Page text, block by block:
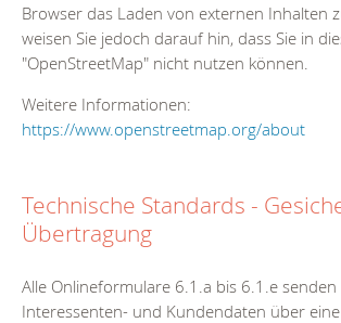
Browser das Laden von externen Inhalten
weisen Sie jedoch darauf hin, dass Sie in
"OpenStreetMap" nicht nutzen können.
Weitere Informationen:
https://www.openstreetmap.org/about
Technische Standards -
Übertragung
Alle Onlineformulare 6.1.a bis 6.1.e senden
Interessenten- und Kundendaten über eine